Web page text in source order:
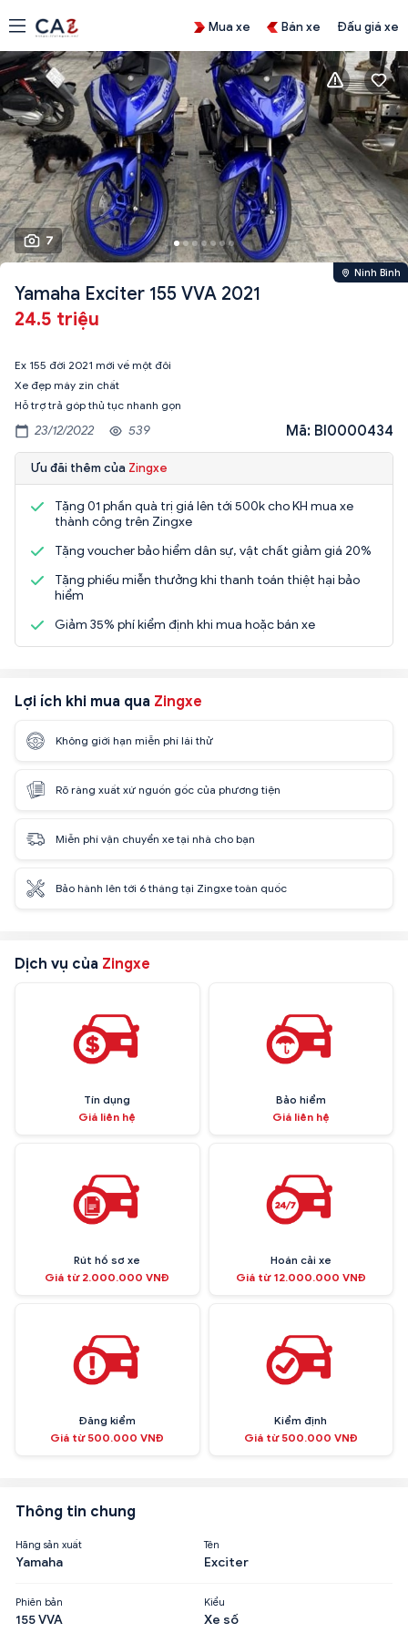
Mua xe Bán xe Đấu giá xe
7
Ninh Bình
Yamaha Exciter 155 VVA 2021
24.5 triệu
Ex 155 đời 2021 mới về một đôi
Xe đẹp máy zin chất
Hỗ trợ trả góp thủ tục nhanh gọn
23/12/2022 539 Mã: BI0000434
Ưu đãi thêm của Zingxe
Tặng 01 phần quà trị giá lên tới 500k cho KH mua xe
thành công trên Zingxe
Tặng voucher bảo hiểm dân sự, vật chất giảm giá 20%
Tặng phiếu miễn thưởng khi thanh toán thiệt hại bảo
hiểm
Giảm 35% phí kiểm định khi mua hoặc bán xe
Lợi ích khi mua qua Zingxe
Không giới hạn miễn phí lái thử
Rõ ràng xuất xứ nguồn gốc của phương tiện
Miễn phí vận chuyển xe tại nhà cho bạn
Bảo hành lên tới 6 tháng tại Zingxe toàn quốc
Dịch vụ của Zingxe
Tín dụng
Giá liên hệ
Bảo hiểm
Giá liên hệ
Rút hồ sơ xe
Giá từ 2.000.000 VNĐ
Hoán cải xe
Giá từ 12.000.000 VNĐ
Đăng kiểm
Giá từ 500.000 VNĐ
Kiểm định
Giá từ 500.000 VNĐ
Thông tin chung
Hãng sản xuất
Yamaha
Tên
Exciter
Phiên bản
155 VVA
Kiểu
Xe số